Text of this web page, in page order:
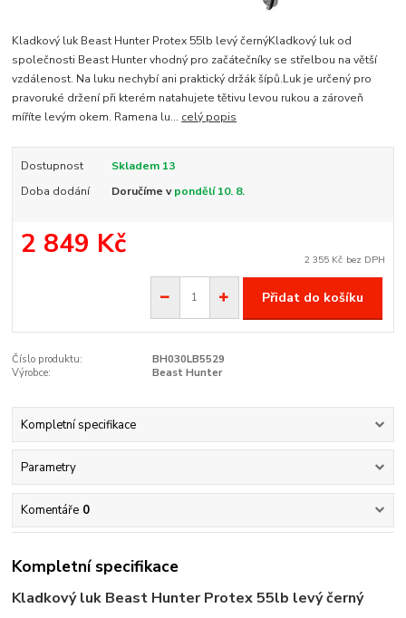
Kladkový luk Beast Hunter Protex 55lb levý černýKladkový luk od
společnosti Beast Hunter vhodný pro začátečníky se střelbou na větší
vzdálenost. Na luku nechybí ani praktický držák šípů.Luk je určený pro
pravoruké držení při kterém natahujete tětivu levou rukou a zároveň
míříte levým okem. Ramena lu... celý popis
Dostupnost
Skladem 13
Doba dodání
Doručíme vpondělí 10. 8.
2 849 Kč 2 355 Kč bez DPH
Přidat do košíku
Číslo produktu:
BH030LB5529
Výrobce:
Beast Hunter
Kompletní specifikace
Parametry
Komentáře 0
Kompletní specifikace
Kladkový luk Beast Hunter Protex 55lb levý černý